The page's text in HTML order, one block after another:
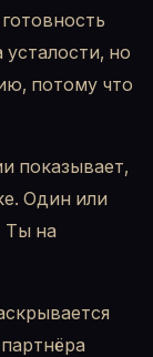
но
потому что
показывает,
Один или
Ты на